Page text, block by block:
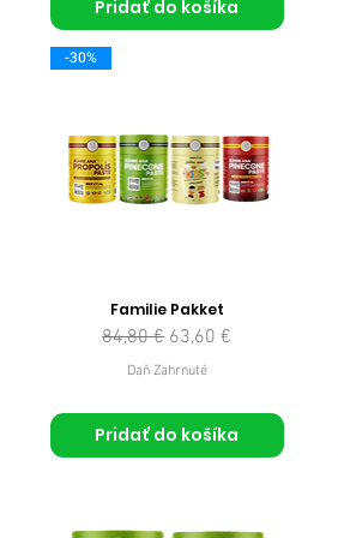
Pridať do košíka
-30%
Familie Pakket
Normálna cena
84,80 € Zľavnená cena
63,60 €
Daň Zahrnuté
Pridať do košíka